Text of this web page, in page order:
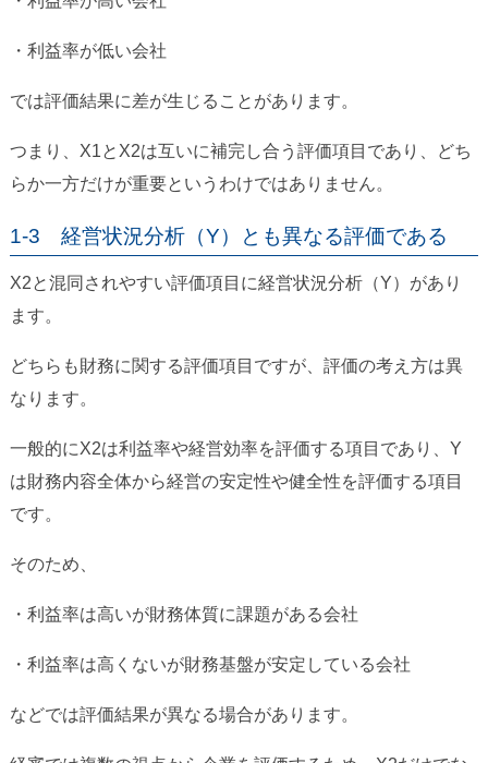
・利益率が低い会社
では評価結果に差が生じることがあります。
つまり、X1とX2は互いに補完し合う評価項目であり、どち
らか一方だけが重要というわけではありません。
1-3 経営状況分析（Y）とも異なる評価である
X2と混同されやすい評価項目に経営状況分析（Y）があり
ます。
どちらも財務に関する評価項目ですが、評価の考え方は異
なります。
一般的にX2は利益率や経営効率を評価する項目であり、Y
は財務内容全体から経営の安定性や健全性を評価する項目
です。
そのため、
・利益率は高いが財務体質に課題がある会社
・利益率は高くないが財務基盤が安定している会社
などでは評価結果が異なる場合があります。